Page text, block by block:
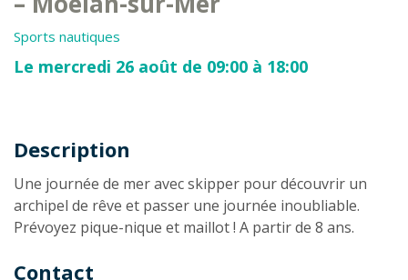
Sports nautiques
Le mercredi 26 août de 09:00 à 18:00
Description
Description
Une journée de mer avec skipper pour découvrir un
archipel de rêve et passer une journée inoubliable.
Prévoyez pique-nique et maillot ! A partir de 8 ans.
Contact